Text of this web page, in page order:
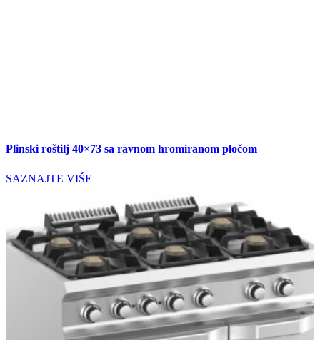
Plinski roštilj 40×73 sa ravnom hromiranom pločom
SAZNAJTE VIŠE